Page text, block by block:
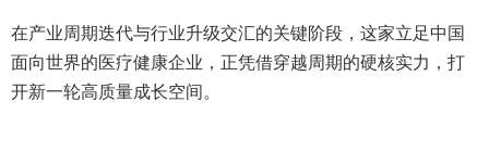
在产业周期迭代与行业升级交汇的关键阶段，这家立足中国
面向世界的医疗健康企业，正凭借穿越周期的硬核实力，打
开新一轮高质量成长空间。